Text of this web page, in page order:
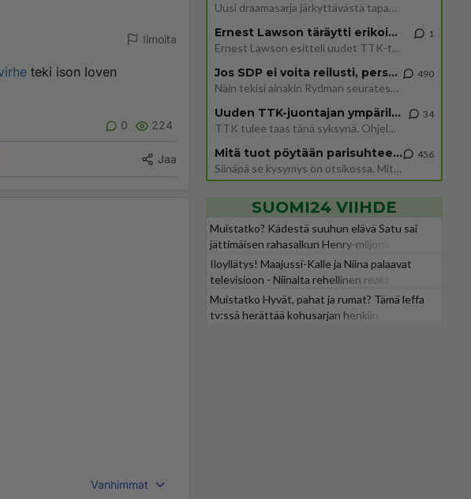
Ilmoita
teki ison loven
0 224
Jaa
Vanhimmat
Uusi draamasarja järkyttävästä tapauksesta on tulossa. Tositapahtumiin perustuva sarja ammentaa vuoden 1986 Mikkelin pan
Ernest Lawson täräytti erikoisen heiton TTK-lehdistötilaisuudessa: " Onko tässä tarkoituksena...?"
Ernest Lawson esitteli uudet TTK-tähtioppilaat ja opettajat torstaina 6.8. lehdistölle. Tulevalla kaudella on yksi hausk
1
Jos SDP ei voita reilusti, persut kumoavat demokratian Suomesta
Näin tekisi ainakin Rydman seuratessaan idolinsa Trumpin mallia https://www.is.fi/politiikka/art-2000012187244.html
490
Uuden TTK-juontajan ympärillä epätietoisuus sakenee - Nyt MTV hämmentää soppaa
TTK tulee taas tänä syksynä. Ohjelman uudet tähtioppilaat julkistetaan torstaina 6. elokuuta klo 14 alkavassa lehdistö
34
Mitä tuot pöytään parisuhteessa?
Siinäpä se kysymys on otsikossa. Mitäpä siis tuot/toisit pöytään parisuhteessa? Oletko mies vai nainen? Koetko sen mitä
456
SUOMI24 VIIHDE
Muistatko? Kädestä suuhun elävä Satu sai
jättimäisen rahasalkun Henry-miljonääriltä
Iloyllätys! Maajussi-Kalle ja Niina palaavat
televisioon - Niinalta rehellinen reaktio:
"KÄÄKS!"
Muistatko Hyvät, pahat ja rumat? Tämä leffa
tv:ssä herättää kohusarjan henkiin